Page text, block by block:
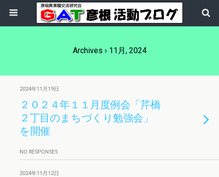
Archives › 11月, 2024
2024年11月19日
２０２４年１１月度例会「芹橋
２丁目のまちづくり勉強会」
を開催
NO RESPONSES
2024年11月12日